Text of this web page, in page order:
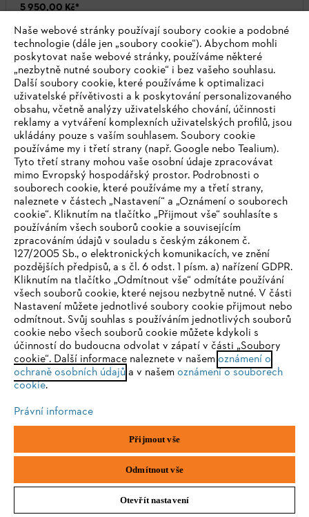
5 950,00 Kč*
Porovnat
IHR BROWSER WIRD NICHT
UNTERSTÜTZT
Sie nutzen einen Browser, den wir noch nicht unterstützen. Für
eine optimale Nutzung unserer Seite empfehlen wir Ihnen, zu
einem der folgenden Browser zu wechseln:
Firefox Chrome
Naše webové stránky používají soubory cookie a podobné
technologie (dále jen „soubory cookie“). Abychom mohli
poskytovat naše webové stránky, používáme některé
„nezbytně nutné soubory cookie“ i bez vašeho souhlasu.
Další soubory cookie, které používáme k optimalizaci
uživatelské přívětivosti a k poskytování personalizovaného
obsahu, včetně analýzy uživatelského chování, účinnosti
reklamy a vytváření komplexních uživatelských profilů, jsou
ukládány pouze s vaším souhlasem. Soubory cookie
používáme my i třetí strany (např. Google nebo Tealium).
Tyto třetí strany mohou vaše osobní údaje zpracovávat
mimo Evropský hospodářský prostor. Podrobnosti o
souborech cookie, které používáme my a třetí strany,
naleznete v částech „Nastavení“ a „Oznámení o souborech
cookie“. Kliknutím na tlačítko „Přijmout vše“ souhlasíte s
používáním všech souborů cookie a souvisejícím
zpracováním údajů v souladu s českým zákonem č.
127/2005 Sb., o elektronických komunikacích, ve znění
pozdějších předpisů, a s čl. 6 odst. 1 písm. a) nařízení GDPR.
Kliknutím na tlačítko „Odmítnout vše“ odmítáte používání
všech souborů cookie, které nejsou nezbytně nutné. V části
Nastavení můžete jednotlivé soubory cookie přijmout nebo
odmítnout. Svůj souhlas s používáním jednotlivých souborů
cookie nebo všech souborů cookie můžete kdykoli s
účinností do budoucna odvolat v zápatí v části „Soubory
cookie“. Další informace naleznete v našem oznámení o
ochraně osobních údajůa v našem oznámení o souborech
cookie.
Právní informace
Přijmout vše
Odmítnout vše
Otevřít nastavení